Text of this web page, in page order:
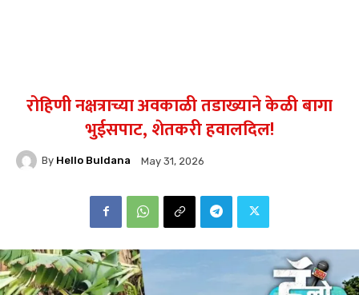
रोहिणी नक्षत्राच्या अवकाळी तडाख्याने केळी बागा
भुईसपाट, शेतकरी हवालदिल!
By Hello Buldana May 31, 2026